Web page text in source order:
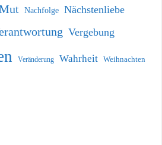
Nachfolge Nächstenliebe
Vergebung
Veränderung Wahrheit Weihnachten